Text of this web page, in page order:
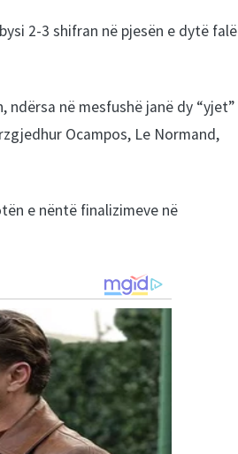
2-3 shifran në pjesën e dytë falë
ndërsa në mesfushë janë dy “yjet”
Ocampos, Le Normand,
e nëntë finalizimeve në